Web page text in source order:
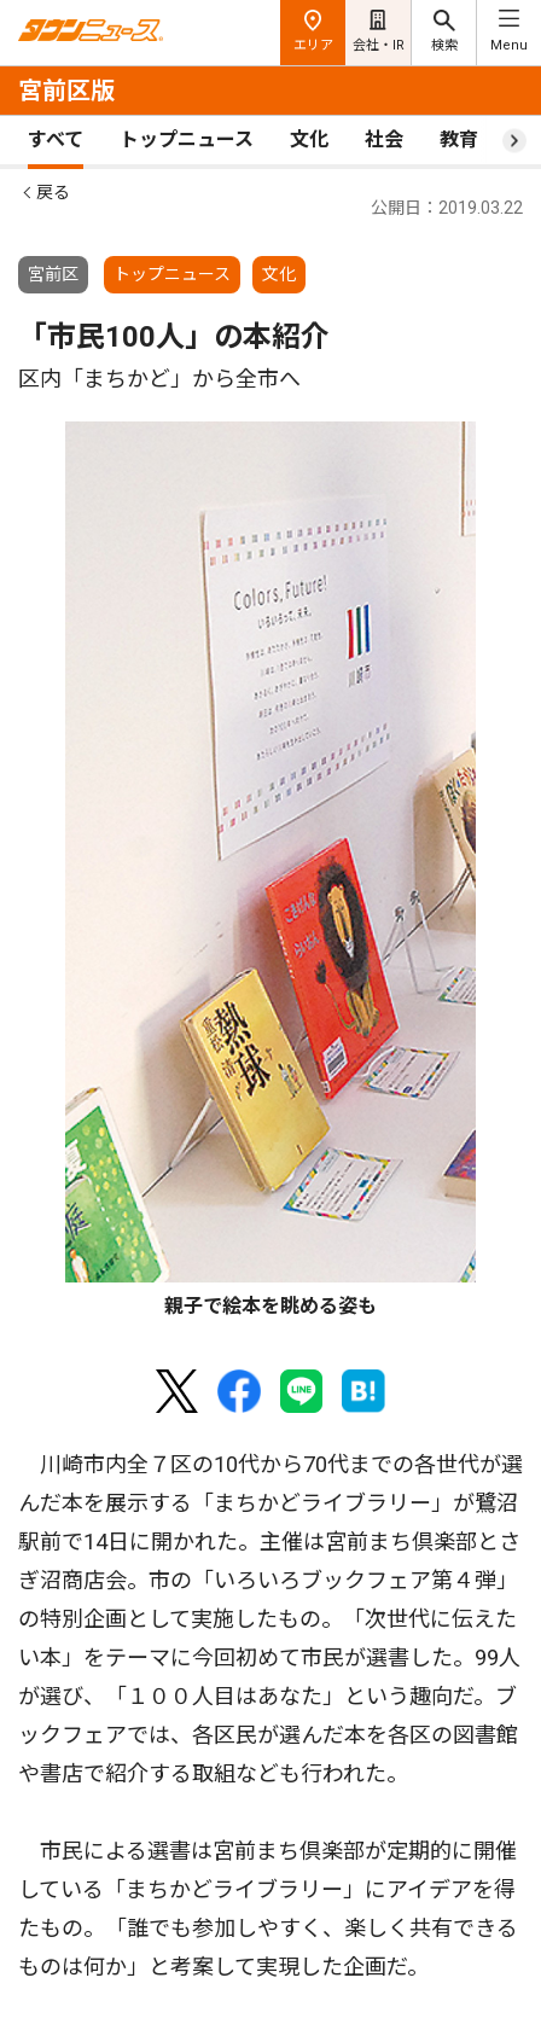
エリア 会社・IR 検索 Menu
宮前区版
すべて トップニュース 文化 社会 教育 ス
戻る
宮前区 トップニュース 文化
公開日：2019.03.22
「市民100人」の本紹介
区内「まちかど」から全市へ
親子で絵本を眺める姿も
川崎市内全７区の10代から70代までの各世代が選
んだ本を展示する「まちかどライブラリー」が鷺沼
駅前で14日に開かれた。主催は宮前まち倶楽部とさ
ぎ沼商店会。市の「いろいろブックフェア第４弾」
の特別企画として実施したもの。「次世代に伝えた
い本」をテーマに今回初めて市民が選書した。99人
が選び、「１００人目はあなた」という趣向だ。ブ
ックフェアでは、各区民が選んだ本を各区の図書館
や書店で紹介する取組なども行われた。
市民による選書は宮前まち倶楽部が定期的に開催
している「まちかどライブラリー」にアイデアを得
たもの。「誰でも参加しやすく、楽しく共有できる
ものは何か」と考案して実現した企画だ。